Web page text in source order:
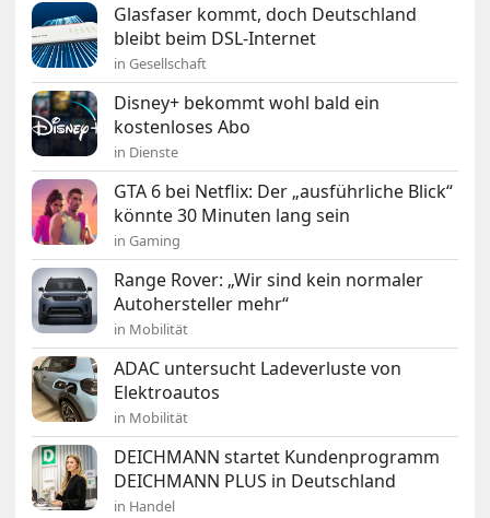
Glasfaser kommt, doch Deutschland
bleibt beim DSL-Internet
in Gesellschaft
Disney+ bekommt wohl bald ein
kostenloses Abo
in Dienste
GTA 6 bei Netflix: Der „ausführliche Blick“
könnte 30 Minuten lang sein
in Gaming
Range Rover: „Wir sind kein normaler
Autohersteller mehr“
in Mobilität
ADAC untersucht Ladeverluste von
Elektroautos
in Mobilität
DEICHMANN startet Kundenprogramm
DEICHMANN PLUS in Deutschland
in Handel